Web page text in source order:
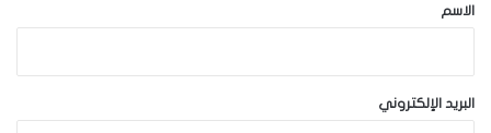
*الاسم
البريد الإلكتروني